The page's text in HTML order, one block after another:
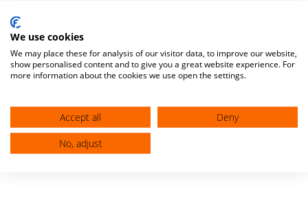
Nevýhody
(nechutenství, pocity plnosti,
s jinýmiPADyneboinzulinemse může objevit
hypoglykémie. Použití preparátu u pacientů sakutním
nebochronickým selháním ledvinmůže vyvolat
s rozvratem vnitřního prostředí, který může
nemocného usmrtit.
We use cookies
We may place these for analysis of our visitor data, to improve our website,
show personalised content and to give you a great website experience. For
more information about the cookies we use open the settings.
Accept all
Deny
No, adjust